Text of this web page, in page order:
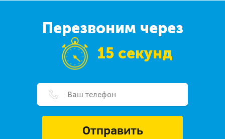
Перезвоним через
15 секунд
Отправить